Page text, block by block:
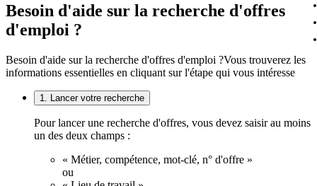
Besoin d'aide sur la recherche d'offres
d'emploi ?
Besoin d'aide sur la recherche d'offres d'emploi ?Vous trouverez les
informations essentielles en cliquant sur l'étape qui vous intéresse
1. Lancer votre recherche
Pour lancer une recherche d'offres, vous devez saisir au moins
un des deux champs :
« Métier, compétence, mot-clé, n° d'offre »
ou